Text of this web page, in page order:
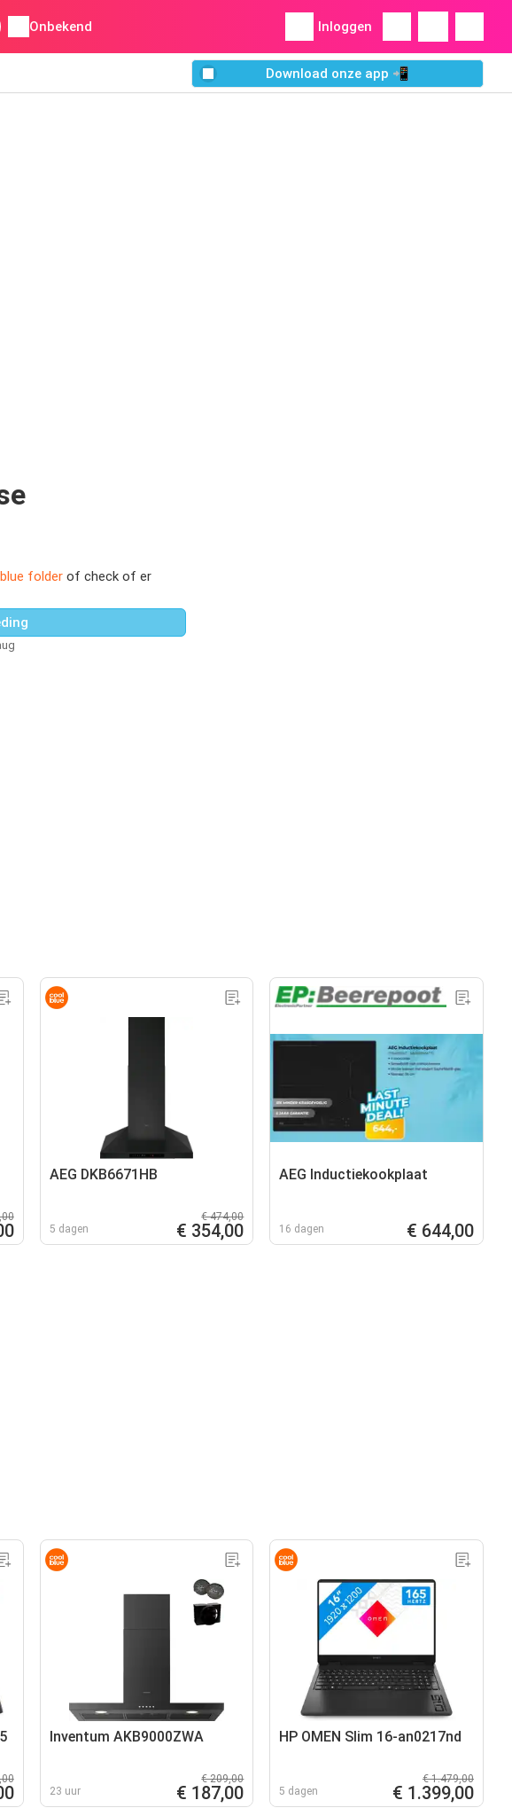
Onbekend Inloggen
Download onze app 📲
folder of check of er
AEG DKB6671HB
5 dagen
€ 474,00
€ 354,00
AEG Inductiekookplaat
16 dagen € 644,00
Inventum AKB9000ZWA
23 uur
€ 209,00
€ 187,00
HP OMEN Slim 16-an0217nd
5 dagen
€ 1.479,00
€ 1.399,00